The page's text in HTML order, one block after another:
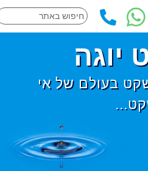
יוגה
בעולם של אי